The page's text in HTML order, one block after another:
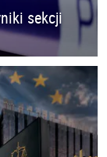
sekcji